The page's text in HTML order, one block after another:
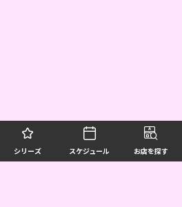
シリーズ スケジュール お店を探す